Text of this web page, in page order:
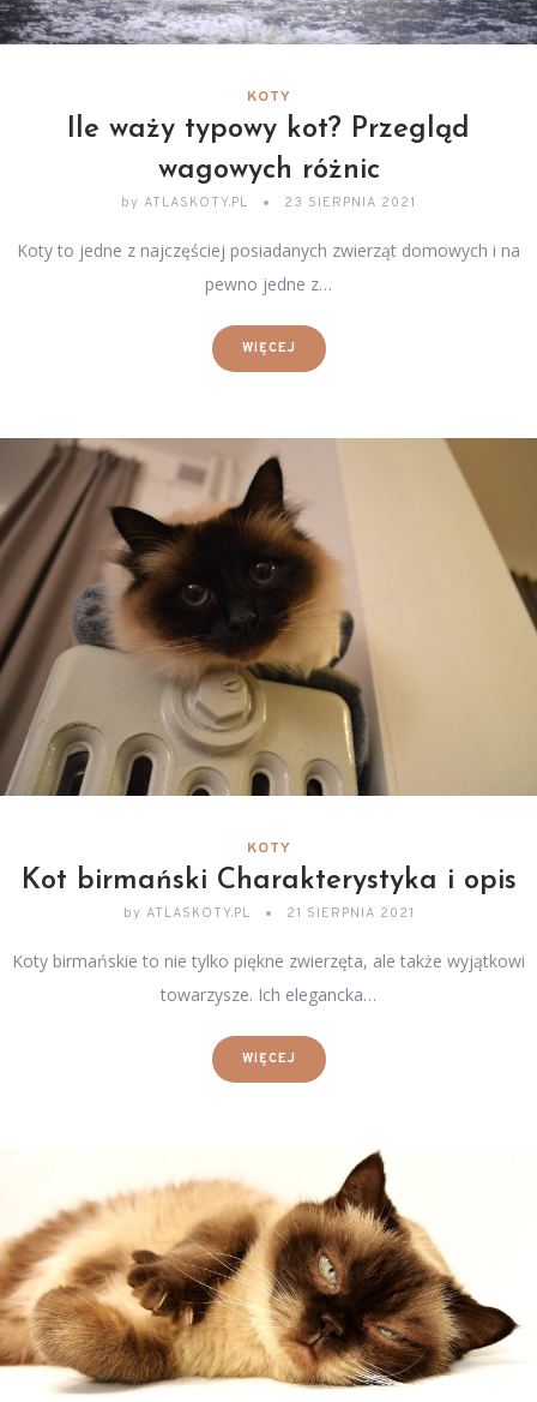
KOTY
Ile waży typowy kot? Przegląd
wagowych różnic
by ATLASKOTY.PL 23 SIERPNIA 2021
Koty to jedne z najczęściej posiadanych zwierząt domowych i na
pewno jedne z…
WIĘCEJ
KOTY
Kot birmański Charakterystyka i opis
by ATLASKOTY.PL 21 SIERPNIA 2021
Koty birmańskie to nie tylko piękne zwierzęta, ale także wyjątkowi
towarzysze. Ich elegancka…
WIĘCEJ